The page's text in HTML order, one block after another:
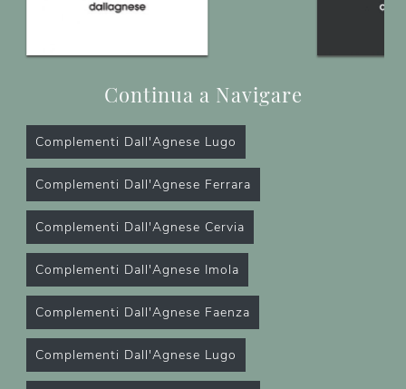
Continua a Navigare
Complementi Dall'Agnese Lugo
Complementi Dall'Agnese Ferrara
Complementi Dall'Agnese Cervia
Complementi Dall'Agnese Imola
Complementi Dall'Agnese Faenza
Complementi Dall'Agnese Lugo